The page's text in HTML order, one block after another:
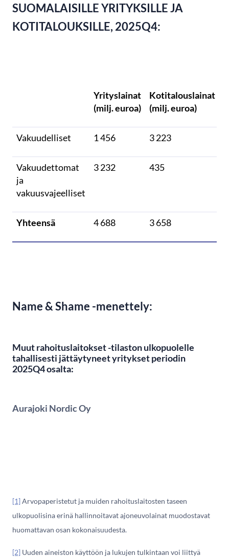
SUOMALAISILLE YRITYKSILLE JA
KOTITALOUKSILLE, 2025Q4:
Yrityslainat
(milj. euroa)
Kotitalouslainat
(milj. euroa)
Vakuudelliset 1 456 3 223
Vakuudettomat
ja
vakuusvajeelliset
3 232 435
Yhteensä 4 688 3 658
Name & Shame -menettely:
Muut rahoituslaitokset -tilaston ulkopuolelle
tahallisesti jättäytyneet yritykset periodin
2025Q4 osalta:
Aurajoki Nordic Oy
[1] Arvopaperistetut ja muiden rahoituslaitosten taseen
ulkopuolisina erinä hallinnoitavat ajoneuvolainat muodostavat
huomattavan osan kokonaisuudesta.
[2] Uuden aineiston käyttöön ja lukujen tulkintaan voi liittyä